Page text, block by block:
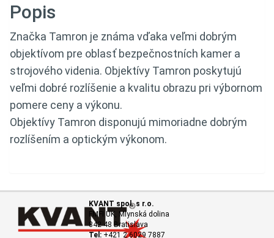
Popis
Značka Tamron je známa vďaka veľmi dobrým
objektívom pre oblasť bezpečnostních kamer a
strojového videnia. Objektívy Tamron poskytujú
veľmi dobré rozlíšenie a kvalitu obrazu pri výbornom
pomere ceny a výkonu.
Objektívy Tamron disponujú mimoriadne dobrým
rozlíšením a optickým výkonom.
KVANT spol. s r.o.
FMFI UK, Mlynská dolina
842 48 Bratislava
Tel:+421 2 6029 7887